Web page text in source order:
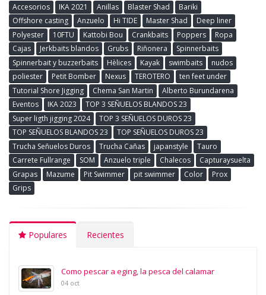
Accesorios
IKA 2021 Anillas Blaster Shad
Bariki
Offshore casting
Anzuelo Hi TIDE Master Shad
Deep liner
Polyester
10FTU Kattobi Bou Crankbaits Poppers
Ropa
Cajas
Jerkbaits blandos Grubs Riñonera
Spinnerbaits
Spinnerbait y buzzerbaits
Hèlices Kayak swimbaits
nudos
poliester
Petit Bomber Nexus TEROTERO
ten feet under
Tutorial Shore Jigging
Chema San Martin
Alberto Burundarena
Eventos
IKA 2023
TOP 3 SEÑUELOS BLANDOS 23
Super ligth jigging 2024
TOP 3 SEÑUELOS DUROS 23
TOP SEÑUELOS BLANDOS 23
TOP SEÑUELOS DUROS 23
Trucha Señuelos Duros
Trucha Cañas japanstyle
Tauro
Carrete Fullrange
SOM Anzuelo triple Chalecos
Capturaysuelta
Grapas
Mazume Pit Swimmer pit swimmer Color
Prox
Grips
Populares Recientes
Como pescar a eging, la pesca del calamar
04 oct